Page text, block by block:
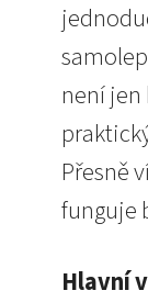
není jen
Přesně
funguje
Hlavní